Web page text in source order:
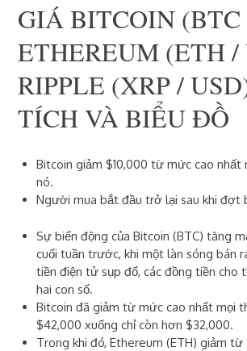
GIÁ BITCOIN (BTC
ETHEREUM (ETH /
RIPPLE (XRP /
TÍCH VÀ BIỂU ĐỒ
Bitcoin giảm $10,000 từ mức cao nhất
nó.
Người mua bắt đầu trở lại sau khi đợt
Sự biến động của Bitcoin (BTC) tăng
cuối tuần trước, khi một làn sóng bán
tiền điện tử sụp đổ, các đồng tiền cho
hai con số.
Bitcoin đã giảm từ mức cao nhất mọi
$42,000 xuống chỉ còn hơn $32,000.
Trong khi đó, Ethereum (ETH) giảm từ